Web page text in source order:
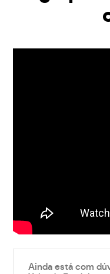
Ainda está com